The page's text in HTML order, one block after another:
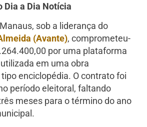
Dia a Dia Notícia
sob a liderança do
(Avante), comprometeu-
por uma plataforma
em uma obra
enciclopédia. O contrato foi
período eleitoral, faltando
meses para o término do ano